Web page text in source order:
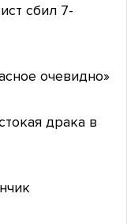
сбил 7-
очевидно»
драка в